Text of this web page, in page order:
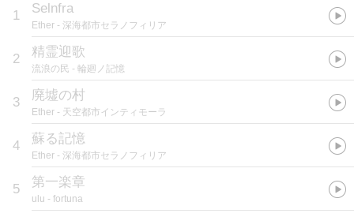
1 Selnfra
Ether - 深海都市セラノフィリア
2 精霊迎歌
流浪の民 - 輪廻ノ記憶
3 廃墟の村
Ether - 天空都市インティモーラ
4 蘇る記憶
Ether - 深海都市セラノフィリア
5 第一楽章
ulu - fortuna